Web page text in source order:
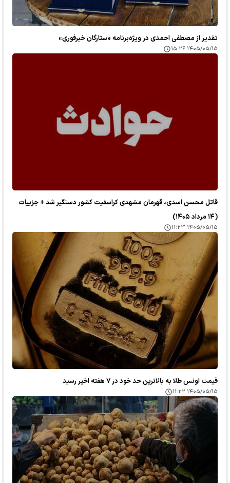
تقدیر از مصطفی احمدی در ویژه‌برنامه «ستارگان خبرفوری»
۱۴۰۵/۰۵/۱۵ ۱۵:۲۶
قاتل محسن اسدی، قهرمان مشهدی کراسفیت کشور دستگیر شد + جزییات
(۱۴ مرداد ۱۴۰۵)
۱۴۰۵/۰۵/۱۵ ۱۱:۲۳
قیمت اونس طلا به بالاترین حد خود در ۷ هفته اخیر رسید
۱۴۰۵/۰۵/۱۵ ۱۱:۲۲